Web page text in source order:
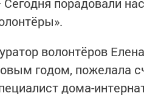
волонтёров
годом, пожелала
дома-